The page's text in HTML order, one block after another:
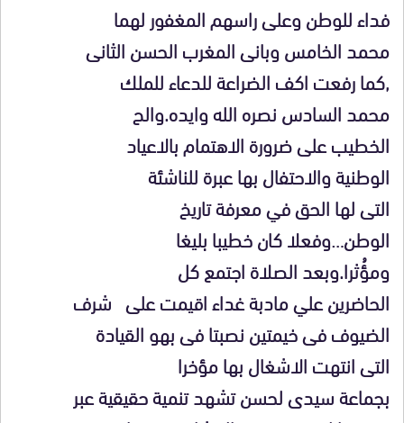
فداء للوطن وعلى راسهم المغفور لهما
محمد الخامس وبانى المغرب الحسن الثانى
,كما رفعت اكف الضراعة للدعاء للملك
محمد السادس نصره الله وايده.والح
الخطيب على ضرورة الاهتمام بالاعياد
الوطنية والاحتفال بها عبرة للناشئة
التى لها الحق في معرفة تاريخ
الوطن…وفعلا كان خطيبا بليغا
ومؤُثرا.وبعد الصلاة اجتمع كل
الحاضرين علي مادبة غداء اقيمت على شرف
الضيوف فى خيمتين نصبتا فى بهو القيادة
التى انتهت الاشغال بها مؤخرا
بجماعة سيدى لحسن تشهد تنمية حقيقية عبر